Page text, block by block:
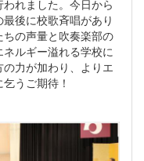
れました。今日から
後に校歌斉唱があり
の声量と吹奏楽部の
ルギー溢れる学校に
力が加わり、よりエ
うご期待！